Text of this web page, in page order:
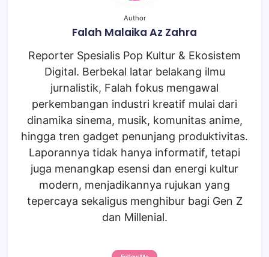
Author
Falah Malaika Az Zahra
Reporter Spesialis Pop Kultur & Ekosistem
Digital. Berbekal latar belakang ilmu
jurnalistik, Falah fokus mengawal
perkembangan industri kreatif mulai dari
dinamika sinema, musik, komunitas anime,
hingga tren gadget penunjang produktivitas.
Laporannya tidak hanya informatif, tetapi
juga menangkap esensi dan energi kultur
modern, menjadikannya rujukan yang
tepercaya sekaligus menghibur bagi Gen Z
dan Millenial.